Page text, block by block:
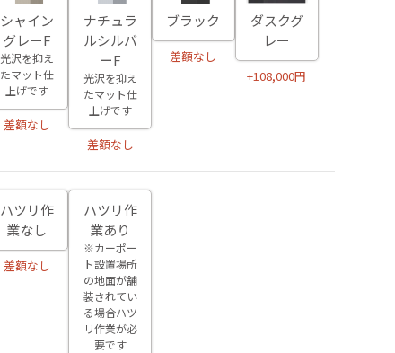
シャイン
グレーF
光沢を抑え
たマット仕
上げです
差額なし
ナチュラ
ルシルバ
ーF
光沢を抑え
たマット仕
上げです
差額なし
ブラック
差額なし
ダスクグ
レー
+108,000円
ハツリ作
業なし
差額なし
ハツリ作
業あり
※カーポー
ト設置場所
の地面が舗
装されてい
る場合ハツ
リ作業が必
要です